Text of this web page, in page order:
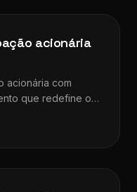
acionária
acionária com
que redefine os